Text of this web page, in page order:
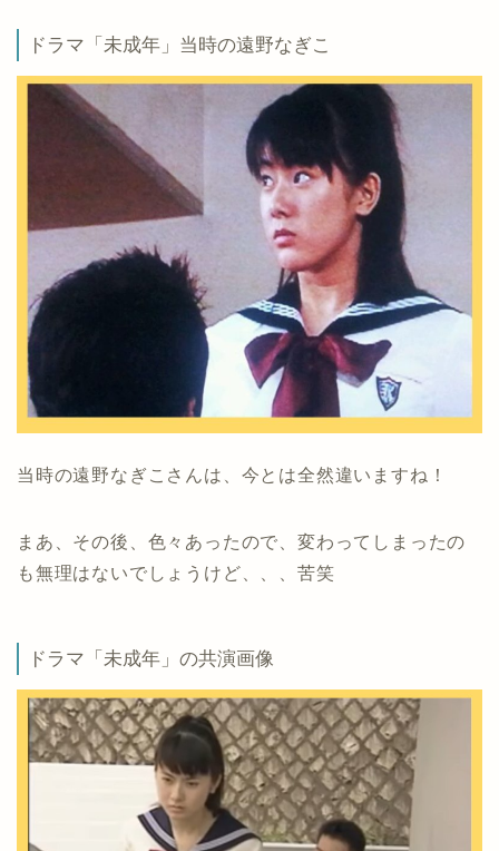
ドラマ「未成年」当時の遠野なぎこ
当時の遠野なぎこさんは、今とは全然違いますね！
まあ、その後、色々あったので、変わってしまったの
も無理はないでしょうけど、、、苦笑
ドラマ「未成年」の共演画像